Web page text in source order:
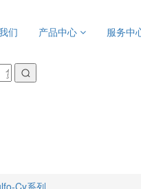
们 产品中心 服务中